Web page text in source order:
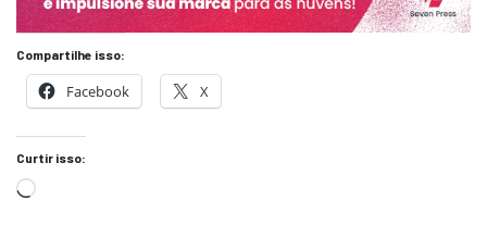
Compartilhe isso:
Facebook X
Curtir isso: